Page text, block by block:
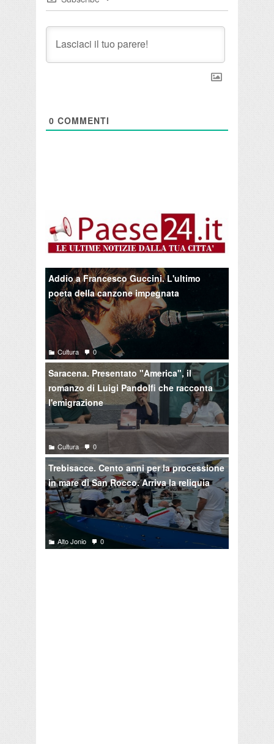
0 COMMENTI
Addio a Francesco Guccini. L'ultimo
poeta della canzone impegnata
Cultura 0
Saracena. Presentato "America", il
romanzo di Luigi Pandolfi che racconta
l'emigrazione
Cultura 0
Trebisacce. Cento anni per la processione
in mare di San Rocco. Arriva la reliquia
Alto Jonio 0